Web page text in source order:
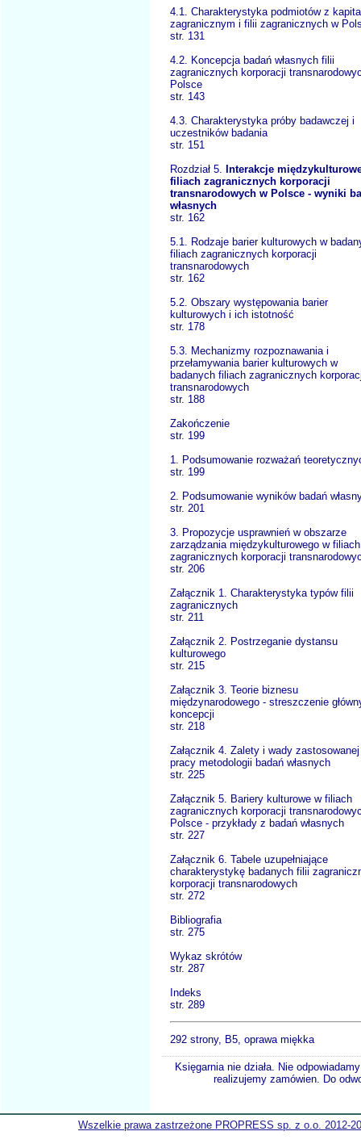
4.1. Charakterystyka podmiotów z
zagranicznym i filii zagranicznych w
str. 131
4.2. Koncepcja badań własnych filii
zagranicznych korporacji
Polsce
str. 143
4.3. Charakterystyka próby badawczej i
uczestników badania
str. 151
Rozdział 5. Interakcje
filiach zagranicznych korporacji
transnarodowych w Polsce - wyniki
własnych
str. 162
5.1. Rodzaje barier kulturowych w
filiach zagranicznych korporacji
transnarodowych
str. 162
5.2. Obszary występowania barier
kulturowych i ich istotność
str. 178
5.3. Mechanizmy rozpoznawania i
przełamywania barier kulturowych w
badanych filiach zagranicznych
transnarodowych
str. 188
Zakończenie
str. 199
1. Podsumowanie rozważań
str. 199
2. Podsumowanie wyników badań
str. 201
3. Propozycje usprawnień w obszarze
zarządzania międzykulturowego w filiach
zagranicznych korporacji
str. 206
Załącznik 1. Charakterystyka typów filii
zagranicznych
str. 211
Załącznik 2. Postrzeganie dystansu
kulturowego
str. 215
Załącznik 3. Teorie biznesu
międzynarodowego - streszczenie
koncepcji
str. 218
Załącznik 4. Zalety i wady
pracy metodologii badań własnych
str. 225
Załącznik 5. Bariery kulturowe w filiach
zagranicznych korporacji
Polsce - przykłady z badań własnych
str. 227
Załącznik 6. Tabele uzupełniające
charakterystykę badanych filii
korporacji transnarodowych
str. 272
Bibliografia
str. 275
Wykaz skrótów
str. 287
Indeks
str. 289
292 strony, B5, oprawa miękka
Księgarnia nie działa. Nie
realizujemy zamówien. Do
Wszelkie prawa zastrzeżone PROPRESS sp. z o.o. 2012-